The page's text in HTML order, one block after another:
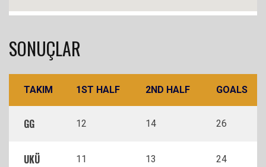
SONUÇLAR
TAKIM 1ST HALF 2ND HALF GOALS
GG 12 14 26
UKÜ 11 13 24